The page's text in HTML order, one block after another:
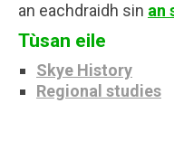
an eachdraidh sin an
Tùsan eile
Skye History
Regional studies